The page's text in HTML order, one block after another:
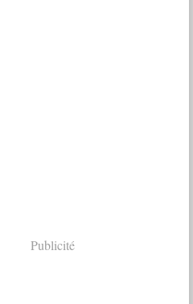
Publicité